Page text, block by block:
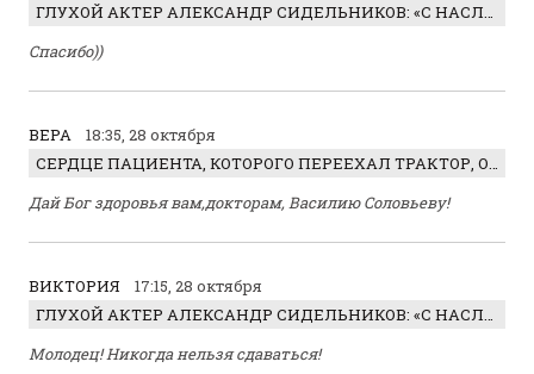
ГЛУХОЙ АКТЕР АЛЕКСАНДР СИДЕЛЬНИКОВ: «С НАСЛАЖДЕНИЕМ ИГРАЛ ОТРИЦАТЕЛЬНОГО ГЕРОЯ!»
Спасибо))
ВЕРА
18:35, 28 октября
СЕРДЦЕ ПАЦИЕНТА, КОТОРОГО ПЕРЕЕХАЛ ТРАКТОР, ОБНАРУЖИЛИ… В ЖИВОТЕ
Дай Бог здоровья вам,докторам, Василию Соловьеву!
ВИКТОРИЯ
17:15, 28 октября
ГЛУХОЙ АКТЕР АЛЕКСАНДР СИДЕЛЬНИКОВ: «С НАСЛАЖДЕНИЕМ ИГРАЛ ОТРИЦАТЕЛЬНОГО ГЕРОЯ!»
Молодец! Никогда нельзя сдаваться!